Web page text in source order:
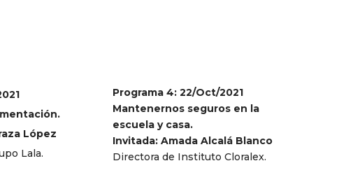
López
Lala.
Programa 4: 22/Oct/2021
Mantenernos seguros en la
escuela y casa.
Invitada: Amada Alcalá Blanco
Directora de Instituto Cloralex.